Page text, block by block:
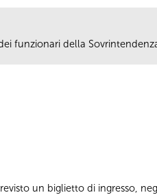
funzionari della
un biglietto di ingresso,